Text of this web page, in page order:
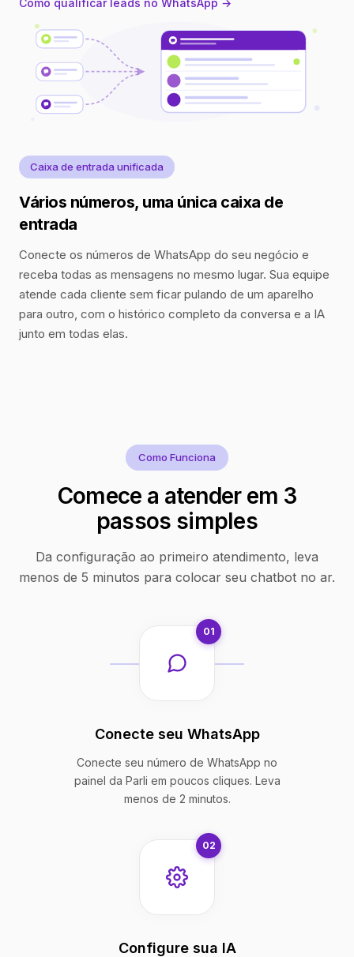
Como qualificar leads no WhatsApp →
Caixa de entrada unificada
Vários números, uma única caixa de
entrada
Conecte os números de WhatsApp do seu negócio e
receba todas as mensagens no mesmo lugar. Sua equipe
atende cada cliente sem ficar pulando de um aparelho
para outro, com o histórico completo da conversa e a IA
junto em todas elas.
Como Funciona
Comece a atender em 3
passos simples
Da configuração ao primeiro atendimento, leva
menos de 5 minutos para colocar seu chatbot no ar.
01
Conecte seu WhatsApp
Conecte seu número de WhatsApp no
painel da Parli em poucos cliques. Leva
menos de 2 minutos.
02
Configure sua IA